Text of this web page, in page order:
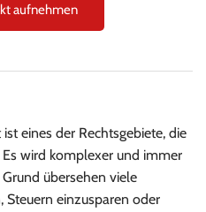
aufnehmen
eines der Rechtsgebiete, die
wird komplexer und immer
übersehen viele
Steuern einzusparen oder